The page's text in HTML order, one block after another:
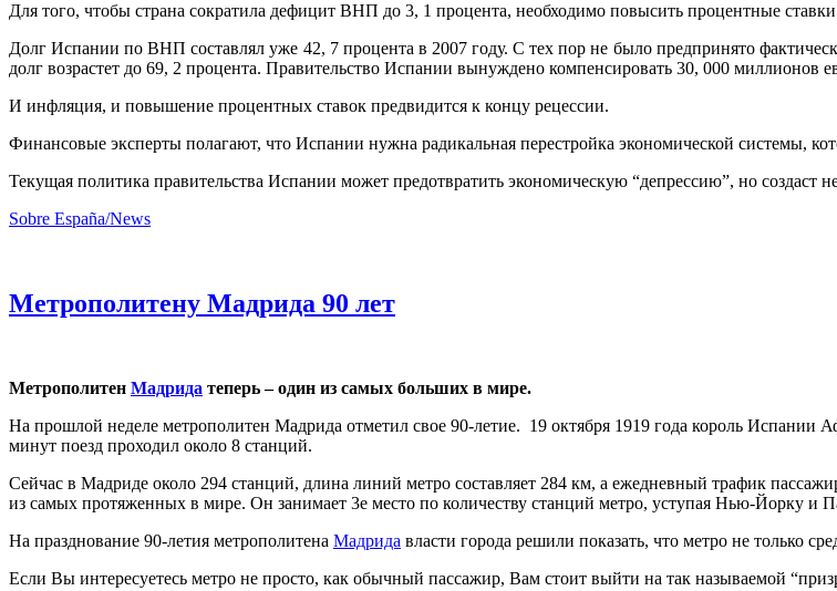
Для того, чтобы страна сократила дефицит ВНП до 3, 1 процента, необходимо повысить процентные
Долг Испании по ВНП составлял уже 42, 7 процента в 2007 году. С тех пор не было предпринято
долг возрастет до 69, 2 процента. Правительство Испании вынуждено компенсировать 30, 000 миллионов
И инфляция, и повышение процентных ставок предвидится к концу рецессии.
Финансовые эксперты полагают, что Испании нужна радикальная перестройка экономической системы,
Текущая политика правительства Испании может предотвратить экономическую “депрессию”, но создаст
Sobre España/News
Метрополитену Мадрида 90 лет
Метрополитен Мадрида теперь – один из самых больших в мире.
На прошлой неделе метрополитен Мадрида отметил свое 90-летие. 19 октября 1919 года король
минут поезд проходил около 8 станций.
Сейчас в Мадриде около 294 станций, длина линий метро составляет 284 км, а ежедневный трафик
из самых протяженных в мире. Он занимает 3е место по количеству станций метро, уступая Нью-Йорку
На празднование 90-летия метрополитена Мадрида власти города решили показать, что метро не только
Если Вы интересуетесь метро не просто, как обычный пассажир, Вам стоит выйти на так называемой